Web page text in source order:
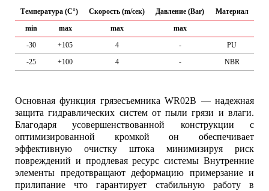
Температура (C°) Скорость (m/сек) Давление (Bar)
Материал
min
max max
max
-30
+105 4 -
PU
-25
+100 4 - NBR
Основная функция грязесъемника WR02B — надежная
защита гидравлических систем от пыли грязи и влаги.
Благодаря усовершенствованной конструкции с
оптимизированной кромкой он обеспечивает
эффективную очистку штока минимизируя риск
повреждений и продлевая ресурс системы Внутренние
элементы предотвращают деформацию примерзание и
прилипание что гарантирует стабильную работу в